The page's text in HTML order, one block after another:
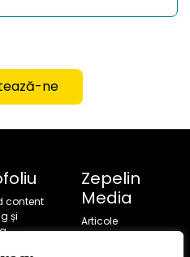
ne
content
și
Zepelin
Media
Articole
Portofoliu